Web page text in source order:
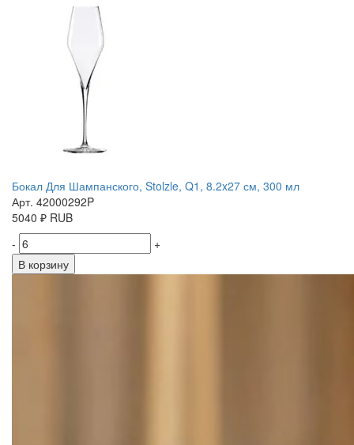
Бокал Для Шампанского, Stolzle, Q1, 8.2x27 см, 300 мл
Арт. 42000292P
5040 ₽ RUB
-
+
В корзину